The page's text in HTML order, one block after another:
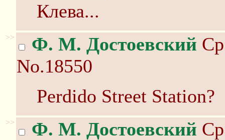
Клева...
>> Ф. М. Достоевский
No.18550
Perdido Street Station?
>> Ф. М. Достоевский